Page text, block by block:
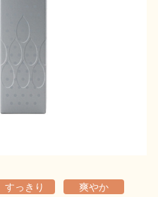
地酒解体新書
すっきり
爽やか